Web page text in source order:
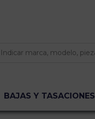
BAJAS Y TASACIONES